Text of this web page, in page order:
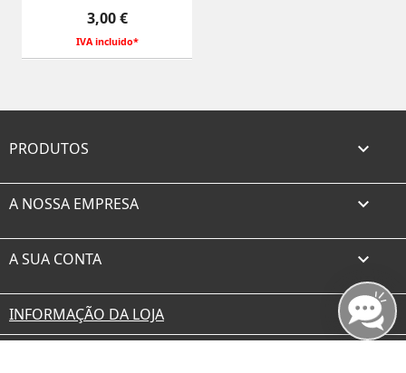
Preço
3,00 €
IVA incluido*
PRODUTOS 
A NOSSA EMPRESA 
A SUA CONTA 
INFORMAÇÃO DA LOJA